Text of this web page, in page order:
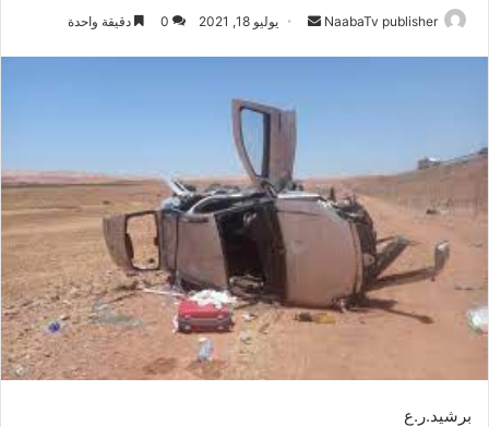
NaabaTv publisher
ي
د
ك
يوليو 18, 2021 0 دقيقة واحدة
برشيد.ر.ع